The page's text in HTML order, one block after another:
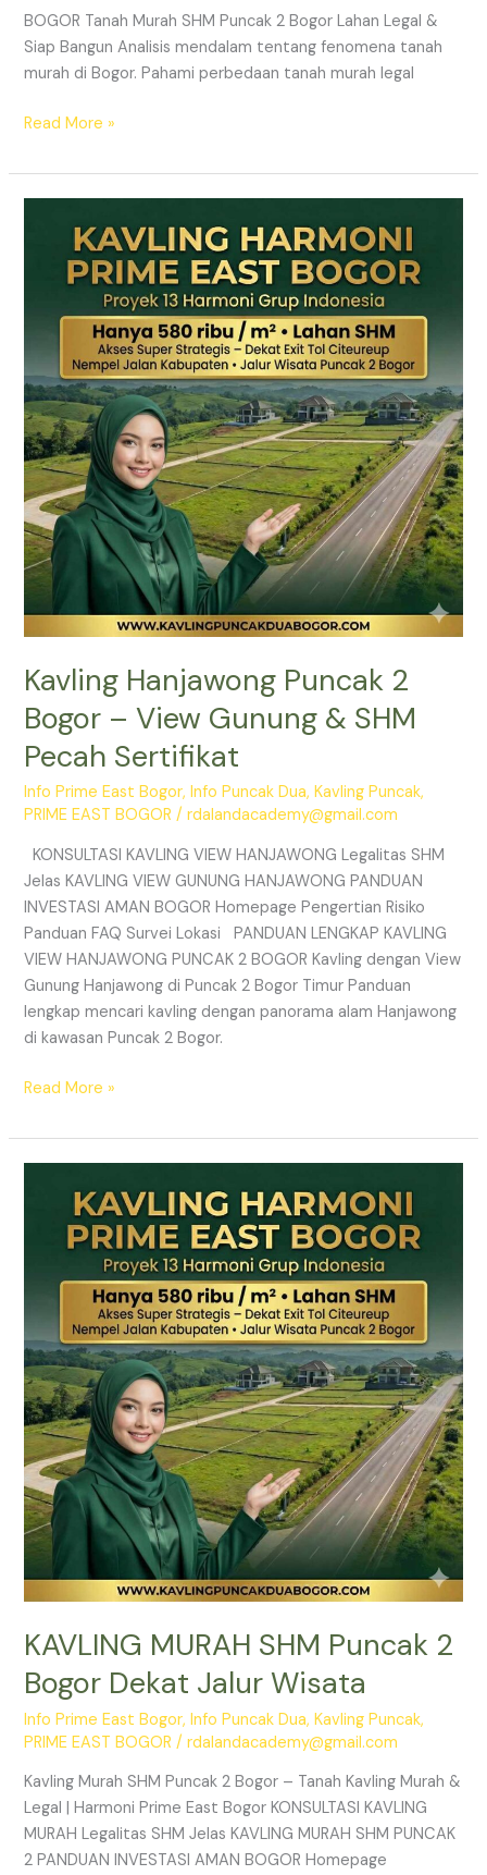
BOGOR Tanah Murah SHM Puncak 2 Bogor Lahan Legal &
Siap Bangun Analisis mendalam tentang fenomena tanah
murah di Bogor. Pahami perbedaan tanah murah legal
Read More »
Kavling Hanjawong Puncak 2
Bogor – View Gunung & SHM
Pecah Sertifikat
Info Prime East Bogor,Info Puncak Dua,Kavling Puncak,
PRIME EAST BOGOR /rdalandacademy@gmail.com
KONSULTASI KAVLING VIEW HANJAWONG Legalitas SHM
Jelas KAVLING VIEW GUNUNG HANJAWONG PANDUAN
INVESTASI AMAN BOGOR Homepage Pengertian Risiko
Panduan FAQ Survei Lokasi PANDUAN LENGKAP KAVLING
VIEW HANJAWONG PUNCAK 2 BOGOR Kavling dengan View
Gunung Hanjawong di Puncak 2 Bogor Timur Panduan
lengkap mencari kavling dengan panorama alam Hanjawong
di kawasan Puncak 2 Bogor.
Hanjawong
Puncak
Bogor
Gunung
&
SHM
Pecah
Sertifikat
Read More »
KAVLING MURAH SHM Puncak 2
Bogor Dekat Jalur Wisata
Info Prime East Bogor,Info Puncak Dua,Kavling Puncak,
PRIME EAST BOGOR /rdalandacademy@gmail.com
Kavling Murah SHM Puncak 2 Bogor – Tanah Kavling Murah &
Legal | Harmoni Prime East Bogor KONSULTASI KAVLING
MURAH Legalitas SHM Jelas KAVLING MURAH SHM PUNCAK
2 PANDUAN INVESTASI AMAN BOGOR Homepage
Puncak
Jalur
Wisata